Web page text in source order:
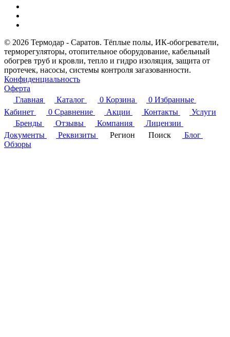
© 2026 Термодар - Саратов. Тёплые полы, ИК-обогреватели,
терморегуляторы, отопительное оборудование, кабельный
обогрев труб и кровли, тепло и гидро изоляция, защита от
протечек, насосы, системы контроля загазованности.
Конфиденциальность
Оферта
Главная
Каталог 0 Корзина 0 Избранные
Кабинет
0 Сравнение Акции Контакты
Услуги
Бренды
Отзывы Компания
Лицензии
Документы
Реквизиты Регион Поиск
Блог
Обзоры